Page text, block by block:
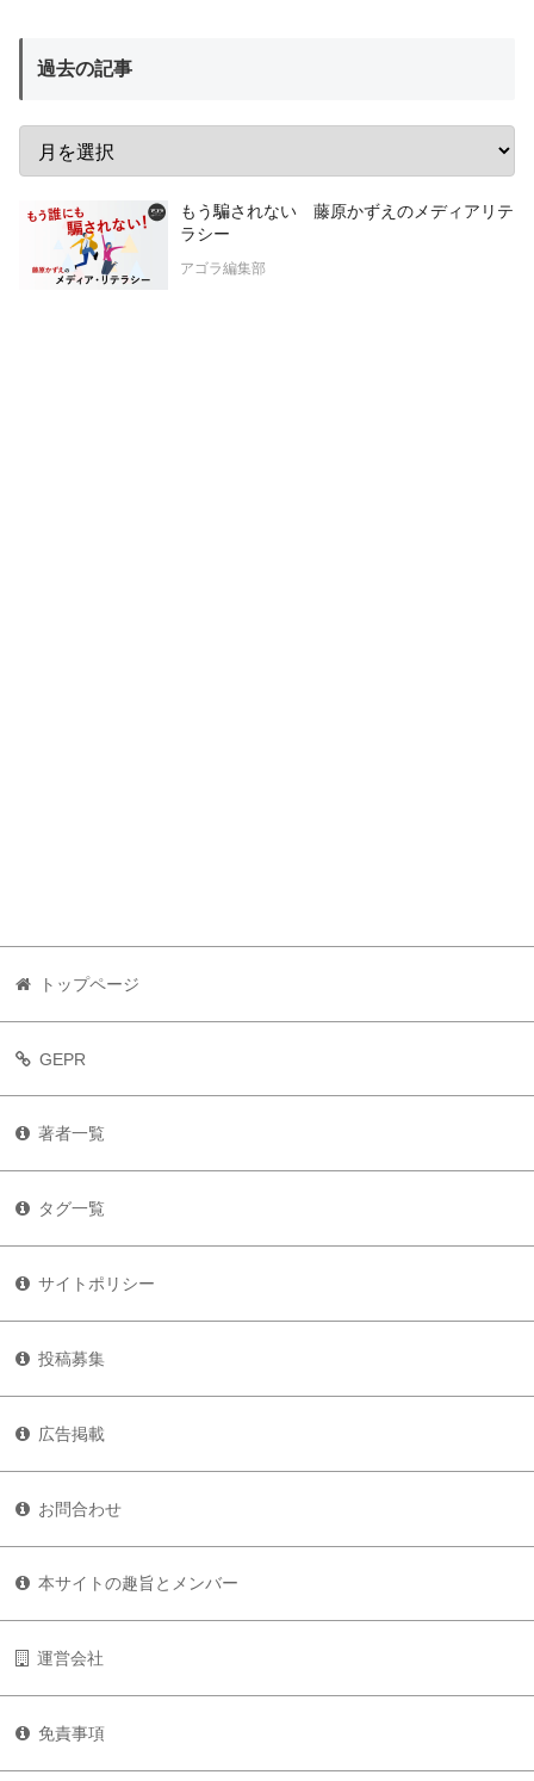
過去の記事
もう騙されない 藤原かずえのメディアリテ
ラシー
アゴラ編集部
トップページ
GEPR
著者一覧
タグ一覧
サイトポリシー
投稿募集
広告掲載
お問合わせ
本サイトの趣旨とメンバー
運営会社
免責事項